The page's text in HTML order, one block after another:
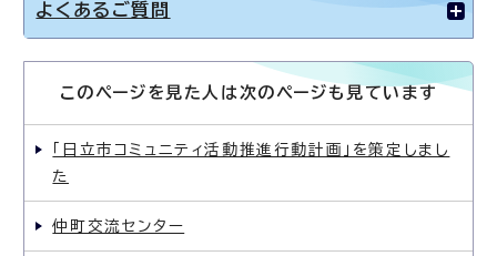
よくあるご質問
このページを見た人は次のページも見ています
「日立市コミュニティ活動推進行動計画」を策定しまし
た
仲町交流センター